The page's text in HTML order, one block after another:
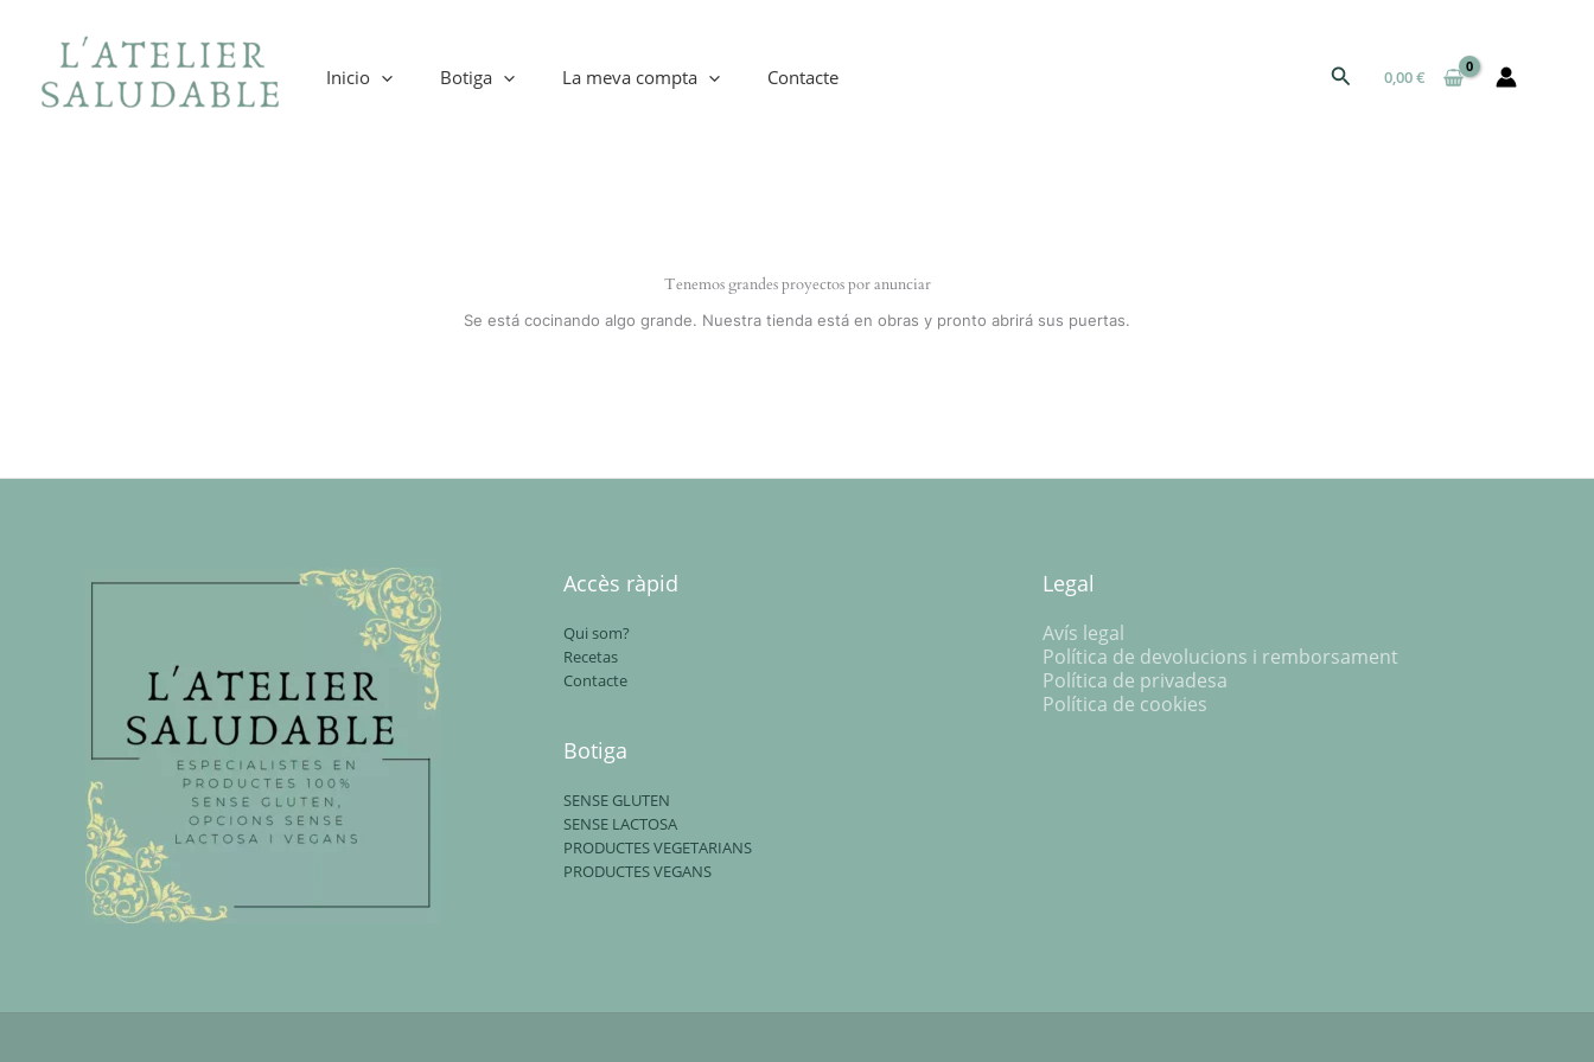
contenido
Inicio Botiga La meva compta Contacte Buscar0,00€
Tenemos grandes proyectos por anunciar
Se está cocinando algo grande. Nuestra tienda está en obras y pronto abrirá sus puertas.
Accès ràpid
Qui som?
Recetas
Contacte
Botiga
SENSE GLUTEN
SENSE LACTOSA
PRODUCTES VEGETARIANS
PRODUCTES VEGANS
Legal
Avís legal
Política de devolucions i remborsament
Política de privadesa
Política de cookies